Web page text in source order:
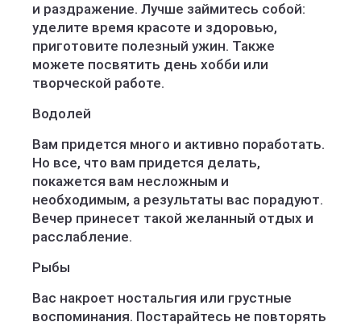
и раздражение. Лучше займитесь собой:
уделите время красоте и здоровью,
приготовите полезный ужин. Также
можете посвятить день хобби или
творческой работе.
Водолей
Вам придется много и активно поработать.
Но все, что вам придется делать,
покажется вам несложным и
необходимым, а результаты вас порадуют.
Вечер принесет такой желанный отдых и
расслабление.
Рыбы
Вас накроет ностальгия или грустные
воспоминания. Постарайтесь не повторять